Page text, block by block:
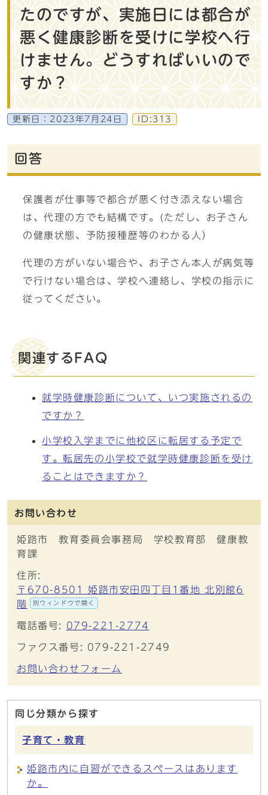
たのですが、実施日には都合が
悪く健康診断を受けに学校へ行
けません。どうすればいいので
すか？
更新日： 2023年7月24日 ID:313
回答
保護者が仕事等で都合が悪く付き添えない場合
は、代理の方でも結構です。(ただし、お子さん
の健康状態、予防接種歴等のわかる人）
代理の方がいない場合や、お子さん本人が病気等
で行けない場合は、学校へ連絡し、学校の指示に
従ってください。
関連するFAQ
就学時健康診断について、いつ実施されるの
ですか？
小学校入学までに他校区に転居する予定で
す。転居先の小学校で就学時健康診断を受け
ることはできますか？
お問い合わせ
姫路市 教育委員会事務局 学校教育部 健康教
育課
住所:
〒670-8501 姫路市安田四丁目1番地 北別館6
階
別ウィンドウで開く
電話番号: 079-221-2774
ファクス番号: 079-221-2749
お問い合わせフォーム
同じ分類から探す
子育て・教育
姫路市内に自習ができるスペースはあります
か。